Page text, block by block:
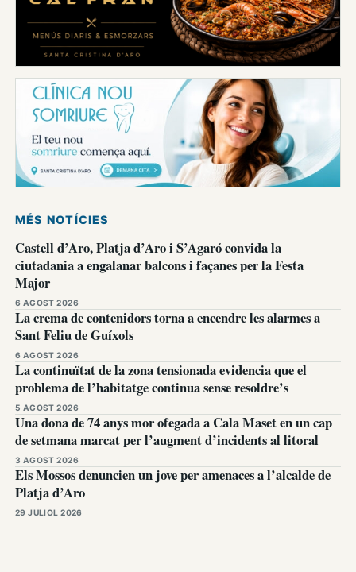
MÉS NOTÍCIES
Castell d’Aro, Platja d’Aro i S’Agaró convida la
ciutadania a engalanar balcons i façanes per la Festa
Major
6 AGOST 2026
La crema de contenidors torna a encendre les alarmes a
Sant Feliu de Guíxols
6 AGOST 2026
La continuïtat de la zona tensionada evidencia que el
problema de l’habitatge continua sense resoldre’s
5 AGOST 2026
Una dona de 74 anys mor ofegada a Cala Maset en un cap
de setmana marcat per l’augment d’incidents al litoral
3 AGOST 2026
Els Mossos denuncien un jove per amenaces a l’alcalde de
Platja d’Aro
29 JULIOL 2026